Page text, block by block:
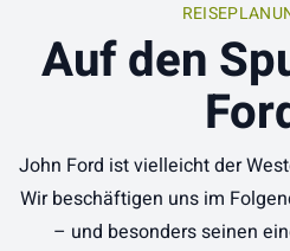
Auf den
John Ford ist vielleicht der
Wir beschäftigen uns im
– und besonders seinen